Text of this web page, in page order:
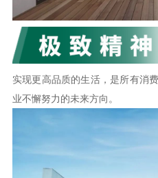
实现更高品质的生活，是所有消
业不懈努力的未来方向。